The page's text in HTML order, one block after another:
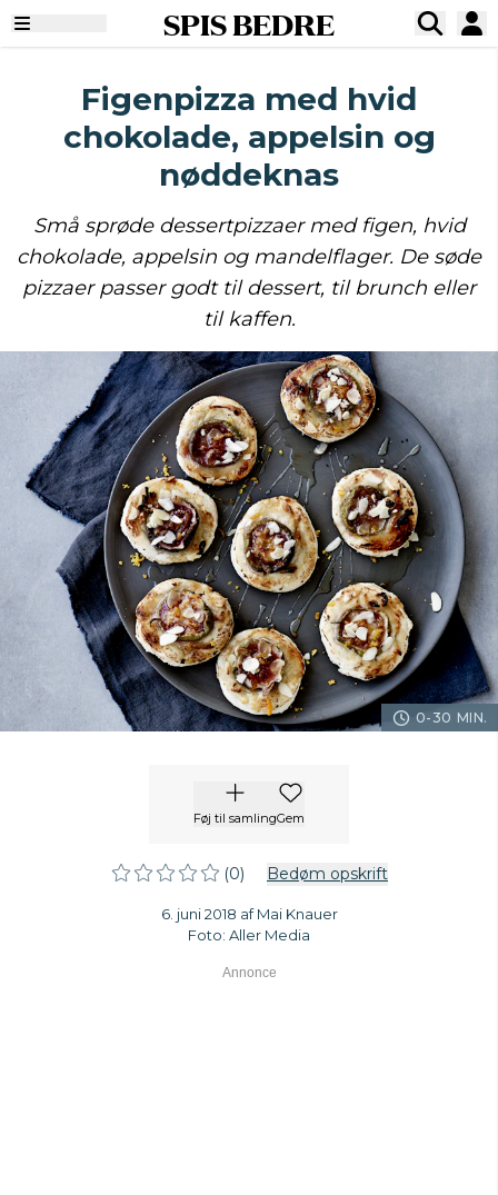
SPIS BEDRE
Figenpizza med hvid
chokolade, appelsin og
nøddeknas
Små sprøde dessertpizzaer med figen, hvid
chokolade, appelsin og mandelflager. De søde
pizzaer passer godt til dessert, til brunch eller
til kaffen.
0-30 MIN.
Føj til samlingGem
(0) Bedøm opskrift
6. juni 2018 af Mai Knauer
Foto: Aller Media